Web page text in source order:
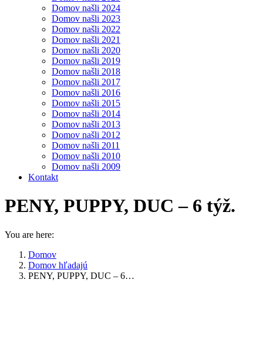
Domov našli 2024
Domov našli 2023
Domov našli 2022
Domov našli 2021
Domov našli 2020
Domov našli 2019
Domov našli 2018
Domov našli 2017
Domov našli 2016
Domov našli 2015
Domov našli 2014
Domov našli 2013
Domov našli 2012
Domov našli 2011
Domov našli 2010
Domov našli 2009
Kontakt
PENY, PUPPY, DUC – 6 týž.
You are here:
Domov
Domov hľadajú
PENY, PUPPY, DUC – 6…